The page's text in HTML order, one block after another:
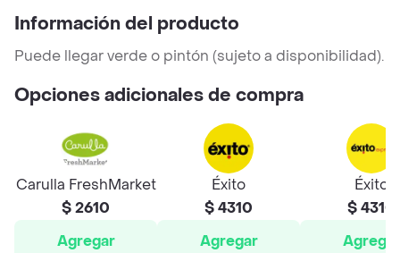
Información del producto
Puede llegar verde o pintón (sujeto a disponibilidad).
Opciones adicionales de compra
Carulla FreshMarket
$ 2610
Agregar
Éxito
$ 4310
Agregar
Éxito
$ 4310
Agregar